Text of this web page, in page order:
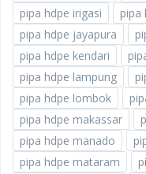
pipa hdpe irigasi
pipa
pipa hdpe jayapura
pipa hdpe kendari
pipa hdpe lampung
pipa hdpe lombok
pipa hdpe makassar
pipa hdpe manado
pipa hdpe mataram